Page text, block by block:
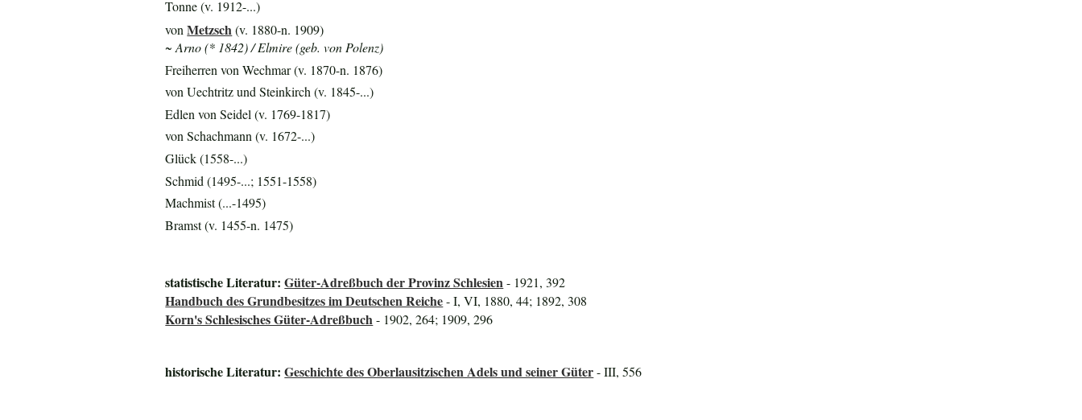
Tonne (v. 1912-...)
vonMetzsch(v. 1880-n. 1909)
~ Arno (* 1842) / Elmire (geb. von Polenz)
Freiherren von Wechmar (v. 1870-n. 1876)
von Uechtritz und Steinkirch (v. 1845-...)
Edlen von Seidel (v. 1769-1817)
von Schachmann (v. 1672-...)
Glück (1558-...)
Schmid (1495-...; 1551-1558)
Machmist (...-1495)
Bramst (v. 1455-n. 1475)
statistische Literatur:Güter-Adreßbuch der Provinz Schlesien- 1921, 392
Handbuch des Grundbesitzes im Deutschen Reiche- I, VI, 1880, 44; 1892, 308
Korn's Schlesisches Güter-Adreßbuch- 1902, 264; 1909, 296
historische Literatur:Geschichte des Oberlausitzischen Adels und seiner Güter- III, 556